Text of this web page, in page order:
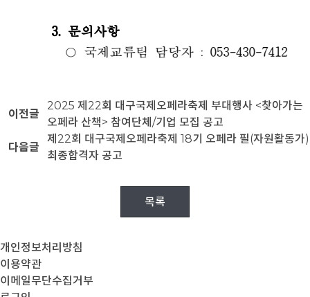
이전글
2025 제22회 대구국제오페라축제 부대행사 <찾아가는
오페라 산책> 참여단체/기업 모집 공고
다음글
제22회 대구국제오페라축제 18기 오페라 필(자원활동가)
최종합격자 공고
목록
개인정보처리방침
이용약관
이메일무단수집거부